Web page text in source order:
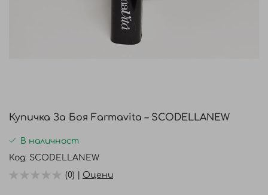
началото
на
галерия
снимки
Купичка За Боя Farmavita – SCODELLANEW
В наличност
Код SCODELLANEW
(0) | Оцени